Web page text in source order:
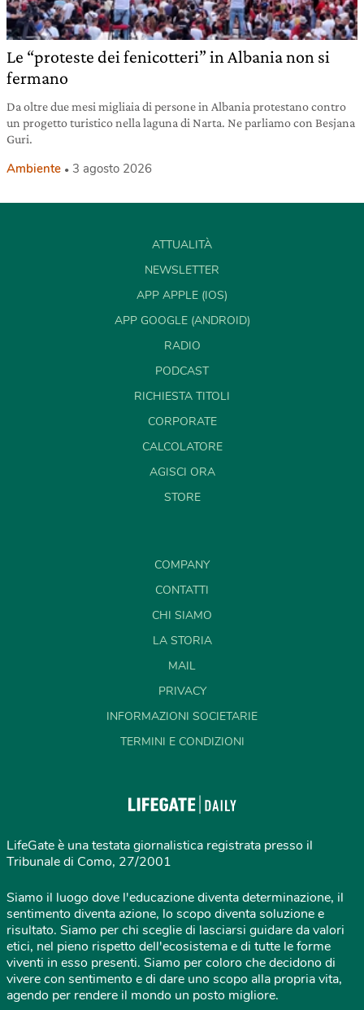
Le “proteste dei fenicotteri” in Albania non si
fermano
Da oltre due mesi migliaia di persone in Albania protestano contro
un progetto turistico nella laguna di Narta. Ne parliamo con Besjana
Guri.
Ambiente 3 agosto 2026
ATTUALITÀ
NEWSLETTER
APP APPLE (IOS)
APP GOOGLE (ANDROID)
RADIO
PODCAST
RICHIESTA TITOLI
CORPORATE
CALCOLATORE
AGISCI ORA
STORE
COMPANY
CONTATTI
CHI SIAMO
LA STORIA
MAIL
PRIVACY
INFORMAZIONI SOCIETARIE
TERMINI E CONDIZIONI
LifeGate è una testata giornalistica registrata presso il
Tribunale di Como, 27/2001
Siamo il luogo dove l'educazione diventa determinazione, il
sentimento diventa azione, lo scopo diventa soluzione e
risultato. Siamo per chi sceglie di lasciarsi guidare da valori
etici, nel pieno rispetto dell'ecosistema e di tutte le forme
viventi in esso presenti. Siamo per coloro che decidono di
vivere con sentimento e di dare uno scopo alla propria vita,
agendo per rendere il mondo un posto migliore.